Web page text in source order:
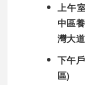
上午
中區
灣大
下午
區)